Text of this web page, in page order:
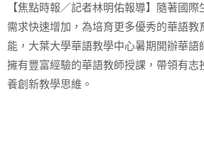
【焦點時報／記者林明佑報導】隨著國
需求快速增加，為培育更多優秀的華語教
能，大葉大學華語教學中心暑期開辦華語
擁有豐富經驗的華語教師授課，帶領有志
養創新教學思維。